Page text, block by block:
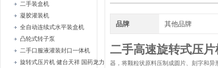
二手装盒机
凝胶灌装机
全自动连续式水平装盒机
凸轮式转子泵
二手口服液灌装封口一体机
旋转式压片机 健台天祥 国药龙力
品牌 其他品牌
二手高速旋转式压
器，将颗粒状原料压制成圆片、刻字和